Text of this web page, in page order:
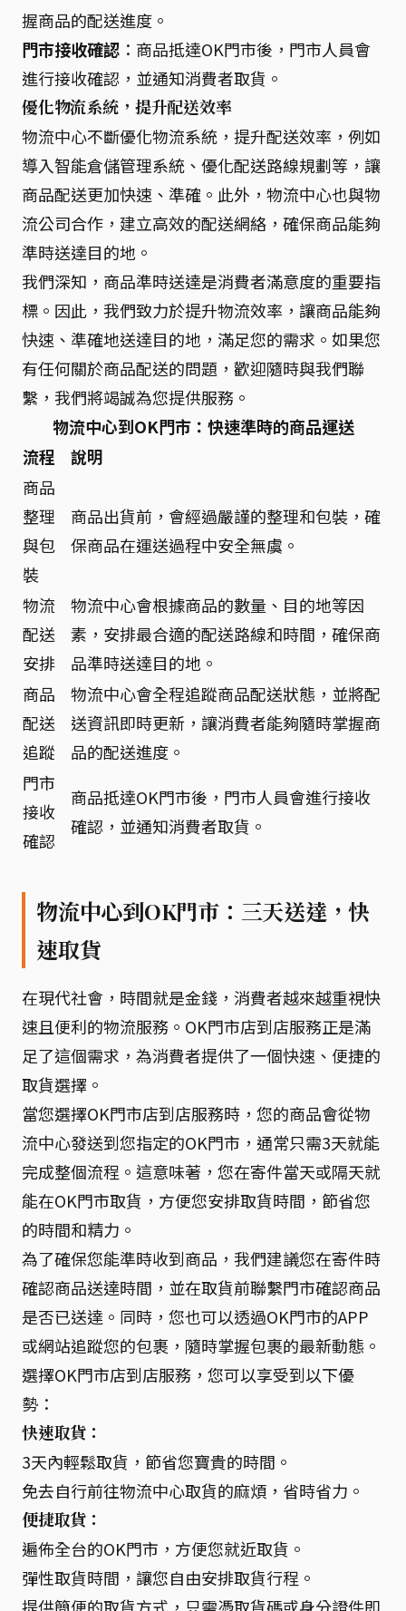
握商品的配送進度。
門市接收確認 ：商品抵達OK門市後，門市人員會
進行接收確認，並通知消費者取貨。
優化物流系統，提升配送效率
物流中心不斷優化物流系統，提升配送效率，例如
導入智能倉儲管理系統、優化配送路線規劃等，讓
商品配送更加快速、準確。此外，物流中心也與物
流公司合作，建立高效的配送網絡，確保商品能夠
準時送達目的地。
我們深知，商品準時送達是消費者滿意度的重要指
標。因此，我們致力於提升物流效率，讓商品能夠
快速、準確地送達目的地，滿足您的需求。如果您
有任何關於商品配送的問題，歡迎隨時與我們聯
繫，我們將竭誠為您提供服務。
物流中心到OK門市：快速準時的商品運送
流程
說明
商品
整理
與包
裝
商品出貨前，會經過嚴謹的整理和包裝，確
保商品在運送過程中安全無虞。
物流
配送
安排
物流中心會根據商品的數量、目的地等因
素，安排最合適的配送路線和時間，確保商
品準時送達目的地。
商品
配送
追蹤
物流中心會全程追蹤商品配送狀態，並將配
送資訊即時更新，讓消費者能夠隨時掌握商
品的配送進度。
門市
接收
確認
商品抵達OK門市後，門市人員會進行接收
確認，並通知消費者取貨。
物流中心到OK門市：三天送達，快
速取貨
在現代社會，時間就是金錢，消費者越來越重視快
速且便利的物流服務。OK門市店到店服務正是滿
足了這個需求，為消費者提供了一個快速、便捷的
取貨選擇。
當您選擇OK門市店到店服務時，您的商品會從物
流中心發送到您指定的OK門市，通常只需3天就能
完成整個流程。這意味著，您在寄件當天或隔天就
能在OK門市取貨，方便您安排取貨時間，節省您
的時間和精力。
為了確保您能準時收到商品，我們建議您在寄件時
確認商品送達時間，並在取貨前聯繫門市確認商品
是否已送達。同時，您也可以透過OK門市的APP
或網站追蹤您的包裹，隨時掌握包裹的最新動態。
選擇OK門市店到店服務，您可以享受到以下優
勢：
快速取貨：
3天內輕鬆取貨，節省您寶貴的時間。
免去自行前往物流中心取貨的麻煩，省時省力。
便捷取貨：
遍佈全台的OK門市，方便您就近取貨。
彈性取貨時間，讓您自由安排取貨行程。